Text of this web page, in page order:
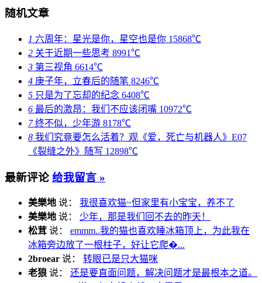
随机文章
1 六周年：星光是你，星空也是你 15868℃
2 关于近期一些思考 8991℃
3 第三视角 6614℃
4 庚子年，立春后的随笔 8246℃
5 只是为了忘却的纪念 6408℃
6 最后的激昂：我们不应该闭嘴 10972℃
7终不似，少年游 8178℃
8 我们究竟要怎么活着？观《爱，死亡与机器人》E07
《裂缝之外》随写 12898℃
最新评论 给我留言 »
美樂地 说： 我很喜欢猫~但家里有小宝宝，养不了
美樂地 说： 少年，那是我们回不去的昨天！
松茸 说： emmm..我的猫也喜欢睡冰箱顶上，为此我在
冰箱旁边放了一根柱子，好让它爬�...
2broear 说： 转眼已是只大猫咪
老狼 说： 还是要直面问题，解决问题才是最根本之道。